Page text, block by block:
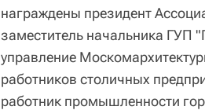
награждены президент
заместитель начальника ГУП
управление
работников столичных
работник промышленности